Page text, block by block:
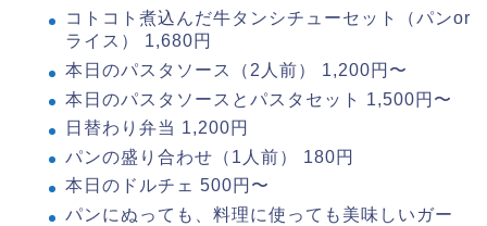
コトコト煮込んだ牛タンシチューセット（パンor
ライス） 1,680円
本日のパスタソース（2人前） 1,200円〜
本日のパスタソースとパスタセット 1,500円〜
日替わり弁当 1,200円
パンの盛り合わせ（1人前） 180円
本日のドルチェ 500円〜
パンにぬっても、料理に使っても美味しいガー